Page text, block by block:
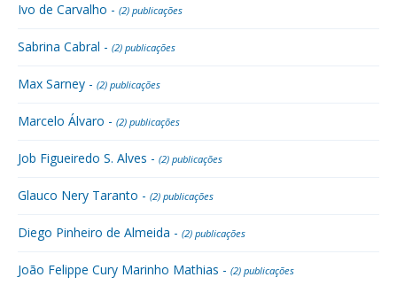
Ivo de Carvalho - (2) publicações
Sabrina Cabral - (2) publicações
Max Sarney - (2) publicações
Marcelo Álvaro - (2) publicações
Job Figueiredo S. Alves - (2) publicações
Glauco Nery Taranto - (2) publicações
Diego Pinheiro de Almeida - (2) publicações
João Felippe Cury Marinho Mathias - (2) publicações